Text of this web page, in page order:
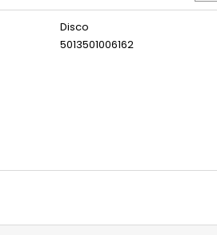
Disco
5013501006162